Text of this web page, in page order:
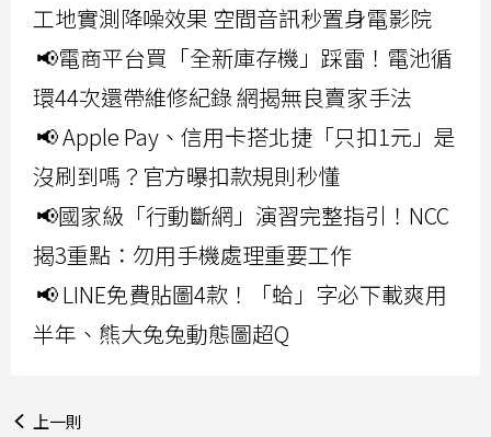
工地實測降噪效果 空間音訊秒置身電影院
📢電商平台買「全新庫存機」踩雷！電池循
環44次還帶維修紀錄 網揭無良賣家手法
📢 Apple Pay、信用卡搭北捷「只扣1元」是
沒刷到嗎？官方曝扣款規則秒懂
📢國家級「行動斷網」演習完整指引！NCC
揭3重點：勿用手機處理重要工作
📢 LINE免費貼圖4款！「蛤」字必下載爽用
半年、熊大兔兔動態圖超Q
上一則